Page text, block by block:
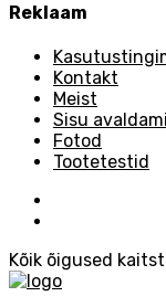
Reklaam
Kontakt
Meist
Sisu
Fotod
Tootetestid
Kõik õigused